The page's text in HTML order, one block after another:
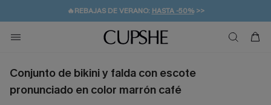
👒PROMOCIÓN DE VERANO:-10% EN 2 VESTIDOS
💌¡SUSCRIBIRSE & GANAR -10% EXTRA!
🚚ENVÍO GRATUITO A PARTIR DE 49 € >>
Conjunto de bikini y falda con escote
pronunciado en color marrón café